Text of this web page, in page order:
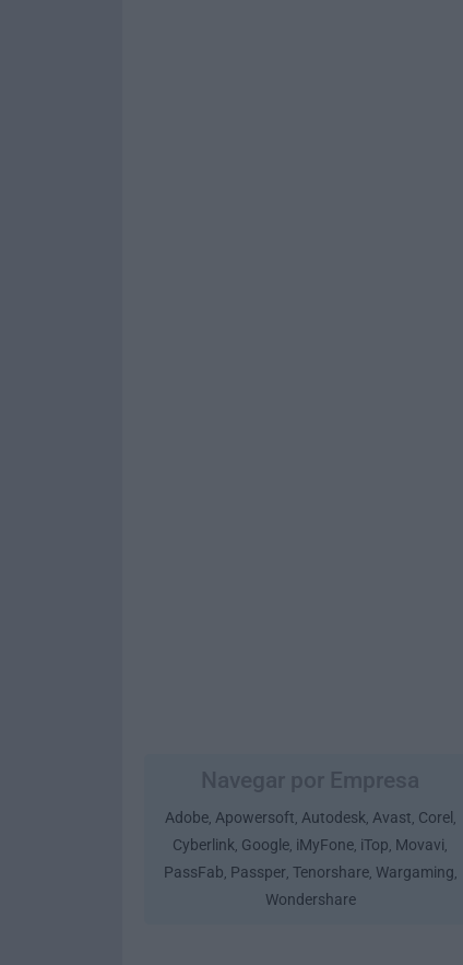
Adobe, Apowersoft, Autodesk, Avast, Corel ,
Cyberlink, Google, iMyFone, iTop, Movavi,
PassFab, Passper, Tenorshare, Wargaming,
Wondershare